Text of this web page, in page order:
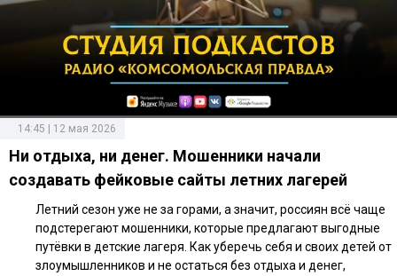
14:45 | 12 мая 2026
Ни отдыха, ни денег. Мошенники начали
создавать фейковые сайты летних лагерей
Летний сезон уже не за горами, а значит, россиян всё чаще
подстерегают мошенники, которые предлагают выгодные
путёвки в детские лагеря. Как уберечь себя и своих детей от
злоумышленников и не остаться без отдыха и денег,